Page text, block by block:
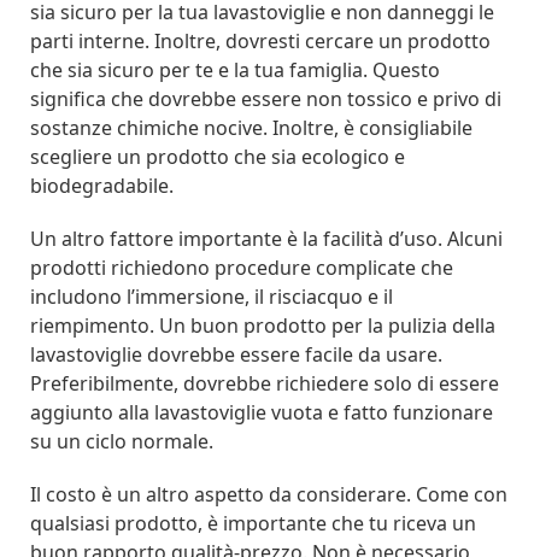
sia sicuro per la tua lavastoviglie e non danneggi le
parti interne. Inoltre, dovresti cercare un prodotto
che sia sicuro per te e la tua famiglia. Questo
significa che dovrebbe essere non tossico e privo di
sostanze chimiche nocive. Inoltre, è consigliabile
scegliere un prodotto che sia ecologico e
biodegradabile.
Un altro fattore importante è la facilità d’uso. Alcuni
prodotti richiedono procedure complicate che
includono l’immersione, il risciacquo e il
riempimento. Un buon prodotto per la pulizia della
lavastoviglie dovrebbe essere facile da usare.
Preferibilmente, dovrebbe richiedere solo di essere
aggiunto alla lavastoviglie vuota e fatto funzionare
su un ciclo normale.
Il costo è un altro aspetto da considerare. Come con
qualsiasi prodotto, è importante che tu riceva un